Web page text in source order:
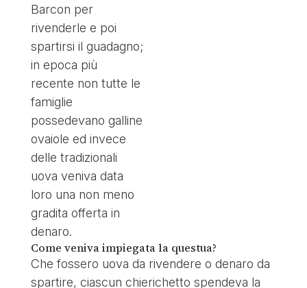
Barcon per
rivenderle e poi
spartirsi il guadagno;
in epoca più
recente non tutte le
famiglie
possedevano galline
ovaiole ed invece
delle tradizionali
uova veniva data
loro una non meno
gradita offerta in
denaro.
Come veniva impiegata la questua?
Che fossero uova da rivendere o denaro da
spartire, ciascun chierichetto spendeva la